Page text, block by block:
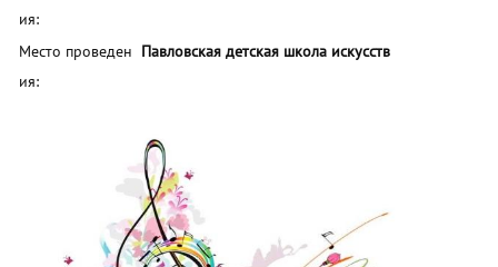
ия:
Место проведен
ия:
Павловская детская школа искусств